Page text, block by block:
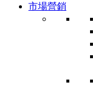
市場營銷